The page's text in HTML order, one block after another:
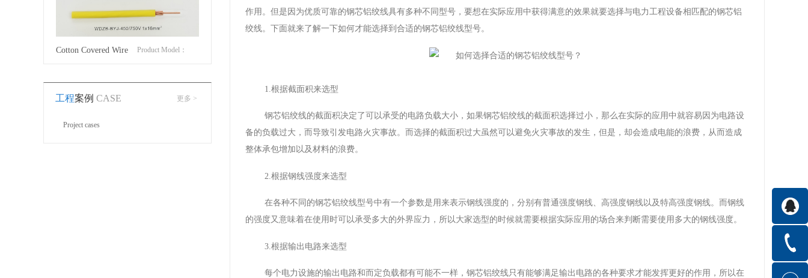
Cotton Covered Wire Product Model：
工程案例 CASE
Project cases
更多 >
作用。但是因为优质可靠的钢芯铝绞线具有多种不同型号，要想在实际应用中获得满意的效果就要选择与电力工程设备相匹配的钢芯铝
绞线。下面就来了解一下如何才能选择到合适的钢芯铝绞线型号。
1.根据截面积来选型
钢芯铝绞线的截面积决定了可以承受的电路负载大小，如果钢芯铝绞线的截面积选择过小，那么在实际的应用中就容易因为电路设
备的负载过大，而导致引发电路火灾事故。而选择的截面积过大虽然可以避免火灾事故的发生，但是，却会造成电能的浪费，从而造成
整体承包增加以及材料的浪费。
2.根据钢线强度来选型
在各种不同的钢芯铝绞线型号中有一个参数是用来表示钢线强度的，分别有普通强度钢线、高强度钢线以及特高强度钢线。而钢线
的强度又意味着在使用时可以承受多大的外界应力，所以大家选型的时候就需要根据实际应用的场合来判断需要使用多大的钢线强度。
3.根据输出电路来选型
每个电力设施的输出电路和而定负载都有可能不一样，钢芯铝绞线只有能够满足输出电路的各种要求才能发挥更好的作用，所以在